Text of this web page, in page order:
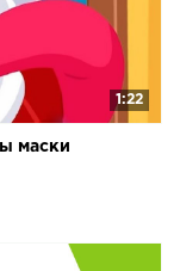
1:22
маски